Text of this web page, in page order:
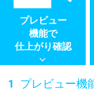
プレビュー
機能で
仕上がり確認
プレビュー機